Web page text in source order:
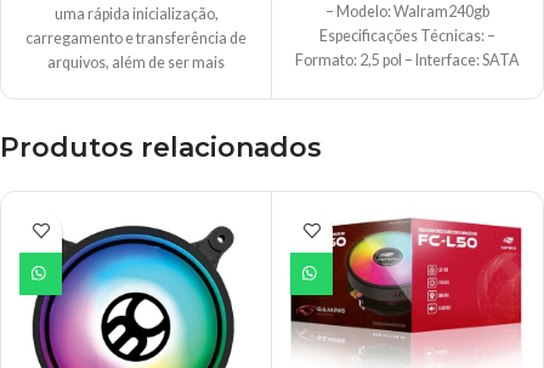
uma rápida inicialização,
carregamento e transferência de
arquivos, além de ser mais
– Modelo: Walram240gb
Especificações Técnicas: –
Formato: 2,5 pol – Interface: SATA
Produtos relacionados